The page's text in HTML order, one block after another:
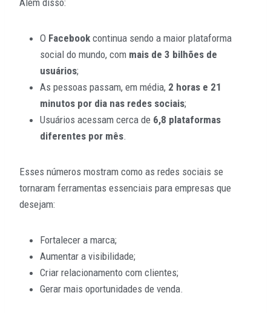
O Facebook continua sendo a maior plataforma
social do mundo, com mais de 3 bilhões de
usuários;
As pessoas passam, em média, 2 horas e 21
minutos por dia nas redes sociais;
Usuários acessam cerca de 6,8 plataformas
diferentes por mês.
Esses números mostram como as redes sociais se
tornaram ferramentas essenciais para empresas que
desejam:
Fortalecer a marca;
Aumentar a visibilidade;
Criar relacionamento com clientes;
Gerar mais oportunidades de venda.